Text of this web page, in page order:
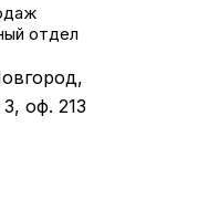
отдел
оф. 213